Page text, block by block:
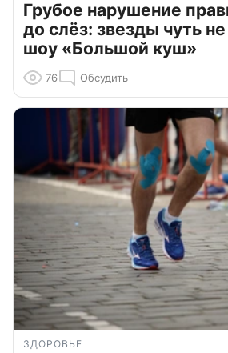
Грубое нарушение
до слёз: звезды чуть
шоу «Большой куш»
76 Обсудить
ЗДОРОВЬЕ